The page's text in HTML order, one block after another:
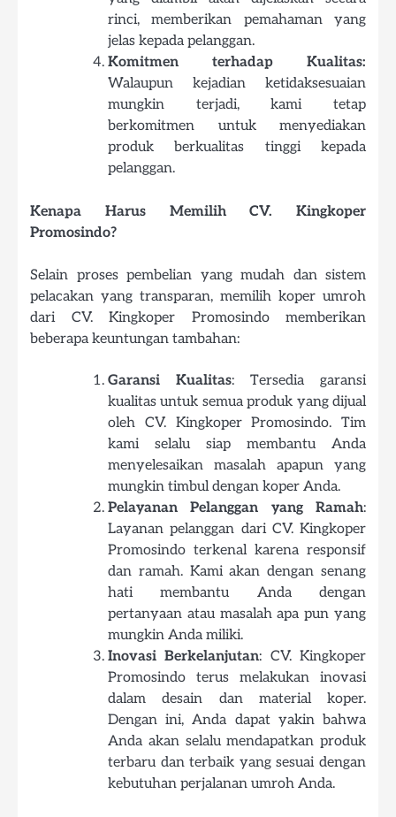
rinci, memberikan pemahaman yang
jelas kepada pelanggan.
Komitmen terhadap Kualitas:
Walaupun kejadian ketidaksesuaian
mungkin terjadi, kami tetap
berkomitmen untuk menyediakan
produk berkualitas tinggi kepada
pelanggan.
Kenapa Harus Memilih CV. Kingkoper
Promosindo?
Selain proses pembelian yang mudah dan sistem
pelacakan yang transparan, memilih koper umroh
dari CV. Kingkoper Promosindo memberikan
beberapa keuntungan tambahan:
Garansi Kualitas: Tersedia garansi
kualitas untuk semua produk yang dijual
oleh CV. Kingkoper Promosindo. Tim
kami selalu siap membantu Anda
menyelesaikan masalah apapun yang
mungkin timbul dengan koper Anda.
Pelayanan Pelanggan yang Ramah:
Layanan pelanggan dari CV. Kingkoper
Promosindo terkenal karena responsif
dan ramah. Kami akan dengan senang
hati membantu Anda dengan
pertanyaan atau masalah apa pun yang
mungkin Anda miliki.
Inovasi Berkelanjutan: CV. Kingkoper
Promosindo terus melakukan inovasi
dalam desain dan material koper.
Dengan ini, Anda dapat yakin bahwa
Anda akan selalu mendapatkan produk
terbaru dan terbaik yang sesuai dengan
kebutuhan perjalanan umroh Anda.